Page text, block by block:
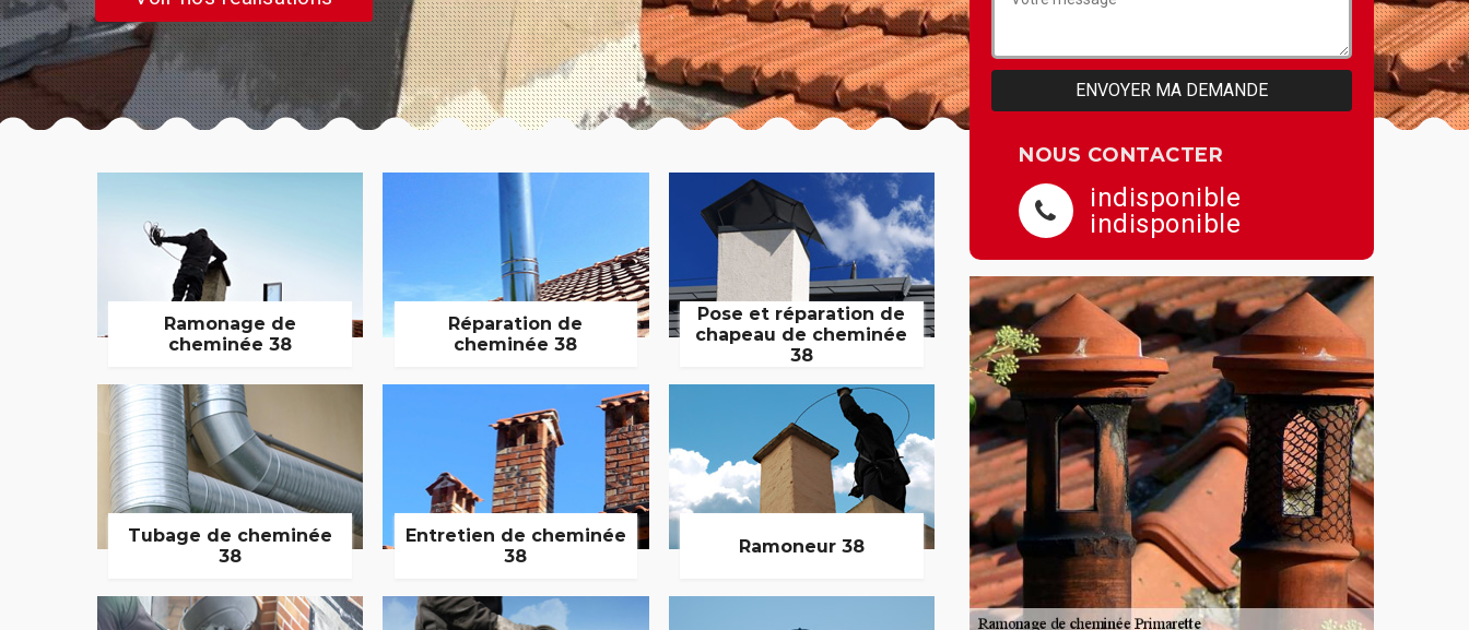
Ramonage de
cheminée 38
Réparation de
cheminée 38
Pose et réparation de
chapeau de cheminée
38
Tubage de cheminée
38
Entretien de cheminée
38
Ramoneur 38
NOUS CONTACTER
indisponible
indisponible